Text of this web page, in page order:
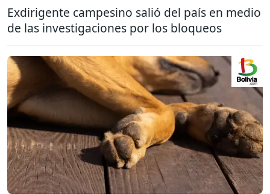
Exdirigente campesino salió del país en medio
de las investigaciones por los bloqueos